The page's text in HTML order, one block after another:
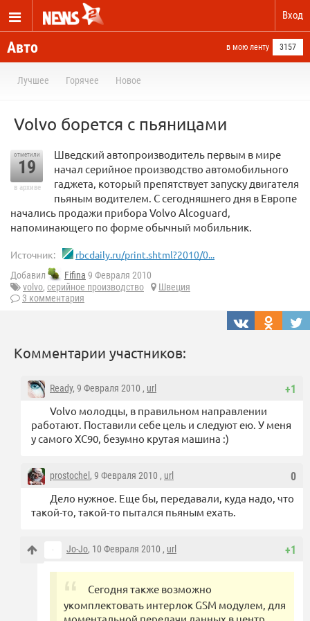
Вход
Авто в мою ленту 3157
Лучшее Горячее Новое
Volvo борется с пьяницами
отметили
19
в архиве
Шведский автопроизводитель первым в мире
начал серийное производство автомобильного
гаджета, который препятствует запуску двигателя
пьяным водителем. С сегодняшнего дня в Европе
начались продажи прибора Volvo Alcoguard,
напоминающего по форме обычный мобильник.
Источник: rbcdaily.ru/print.shtml?2010/0...
Добавил Fifina 9 Февраля 2010
volvo, серийное производство
Швеция
3 комментария
Комментарии участников:
+1
Ready, 9 Февраля 2010 , url
Volvo молодцы, в правильном направлении
работают. Поставили себе цель и следуют ею. У меня
у самого XC90, безумно крутая машина :)
0
prostochel , 9 Февраля 2010 , url
Дело нужное. Еще бы, передавали, куда надо, что
такой-то, такой-то пытался пьяным ехать.
+1
Jo-Jo, 10 Февраля 2010 , url
Сегодня также возможно
укомплектовать интерлок GSM модулем, для